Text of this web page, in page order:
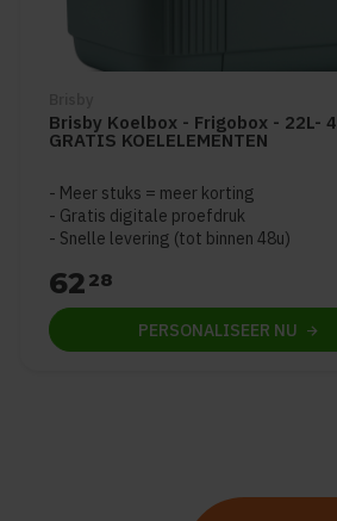
Brisby Koelbox - Frigobox - 22L- 4
GRATIS KOELELEMENTEN
Meer stuks = meer korting
Gratis digitale proefdruk
Snelle levering (tot binnen 48u)
62 28
PERSONALISEER NU